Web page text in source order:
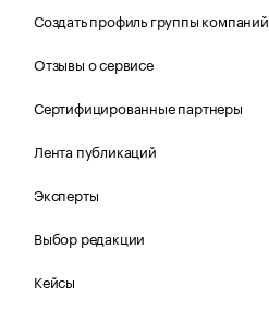
Создать профиль группы компаний
Отзывы о сервисе
Сертифицированные партнеры
Лента публикаций
Эксперты
Выбор редакции
Кейсы